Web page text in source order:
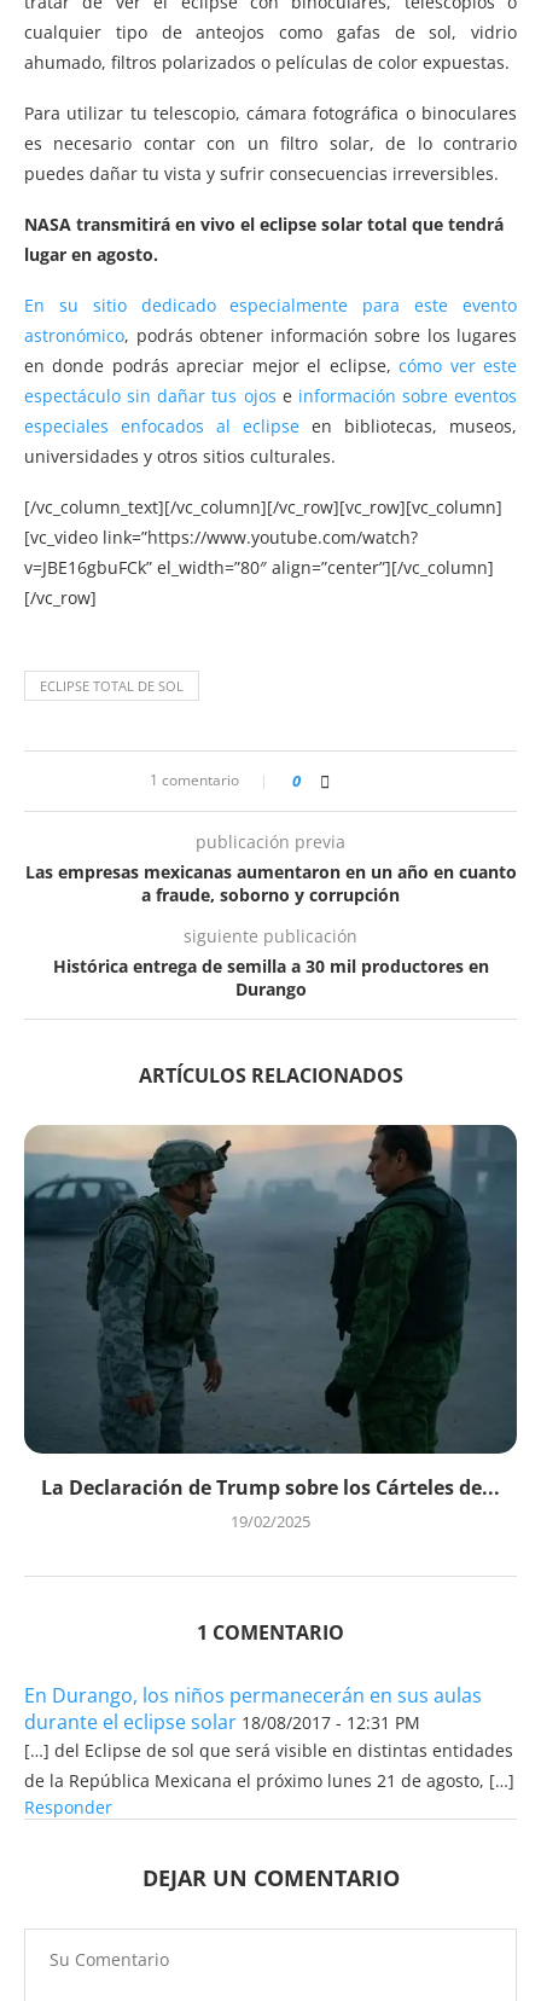
cualquier tipo de anteojos como gafas de sol, vidrio
ahumado, filtros polarizados o películas de color expuestas.
Para utilizar tu telescopio, cámara fotográfica o binoculares
es necesario contar con un filtro solar, de lo contrario
puedes dañar tu vista y sufrir consecuencias irreversibles.
NASA transmitirá en vivo el eclipse solar total que tendrá
lugar en agosto.
En su sitio dedicado especialmente para este evento
astronómico, podrás obtener información sobre los lugares
en donde podrás apreciar mejor el eclipse,cómo ver este
espectáculo sin dañar tus ojos e información sobre eventos
especiales enfocados al eclipse en bibliotecas, museos,
universidades y otros sitios culturales.
[/vc_column_text][/vc_column][/vc_row][vc_row][vc_column]
[vc_video link=”https://www.youtube.com/watch?
v=JBE16gbuFCk” el_width=”80″ align=”center”][/vc_column]
[/vc_row]
ECLIPSE TOTAL DE SOL
1 comentario 0
publicación previa
Las empresas mexicanas aumentaron en un año en cuanto
a fraude, soborno y corrupción
siguiente publicación
Histórica entrega de semilla a 30 mil productores en
Durango
ARTÍCULOS RELACIONADOS
La Declaración de Trump sobre los Cárteles de...
19/02/2025
1 COMENTARIO
En Durango, los niños permanecerán en sus aulas
durante el eclipse solar 18/08/2017 - 12:31 PM
[…] del Eclipse de sol que será visible en distintas entidades
de la República Mexicana el próximo lunes 21 de agosto, […]
Responder
DEJAR UN COMENTARIO